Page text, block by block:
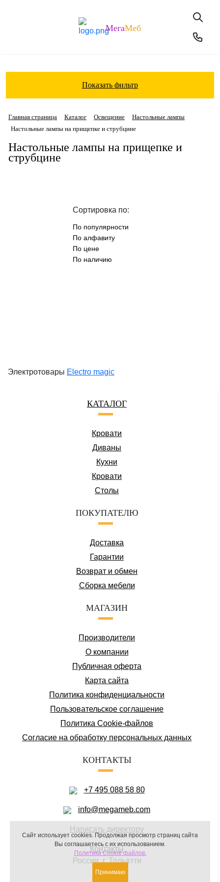
МегаМеб
Показать фильтр
Главная страница Каталог Освещение
Настольные лампы
Настольные лампы на прищепке и струбцине
Настольные лампы на прищепке и
струбцине
Сортировка по:
По популярности
По алфавиту
По цене
По наличию
Электротовары Electro magic
КАТАЛОГ
Кровати
Диваны
Кухни
Кровати
Столы
ПОКУПАТЕЛЮ
Доставка
Гарантии
Возврат и обмен
Сборка мебели
МАГАЗИН
Производители
О компании
Публичная оферта
Карта сайта
Политика конфиденциальности
Пользовательское соглашение
Политика Cookie-файлов
Соглаcие на обработку персональных данных
КОНТАКТЫ
+7 495 088 58 80
info@megameb.com
Написать директору
Контакты
Россия, г. Тольятти
Сайт использует cookies. Продолжая просмотр страниц сайта
Вы соглашаетесь с их использованием.
Политика Cookie файлов.
Принимаю